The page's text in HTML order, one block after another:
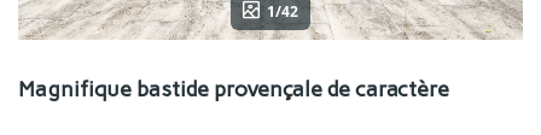
1/42
Magnifique bastide provençale de caractère